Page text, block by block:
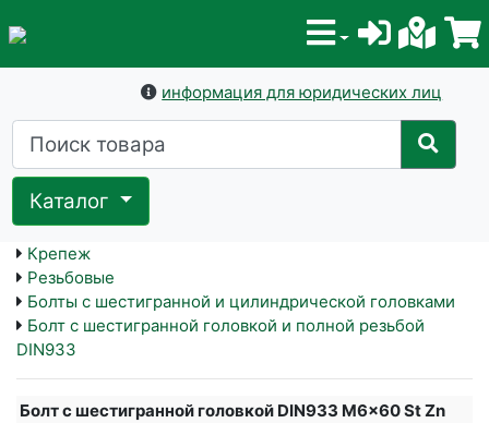
информация для юридических лиц
Каталог
Крепеж
Резьбовые
Болты с шестигранной и цилиндрической головками
Болт с шестигранной головкой и полной резьбой
DIN933
Болт с шестигранной головкой DIN933 M6x60 St Zn